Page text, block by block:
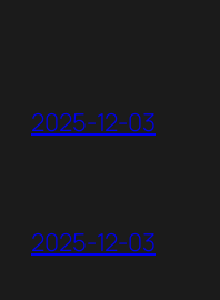
2025-12-03
2025-12-03